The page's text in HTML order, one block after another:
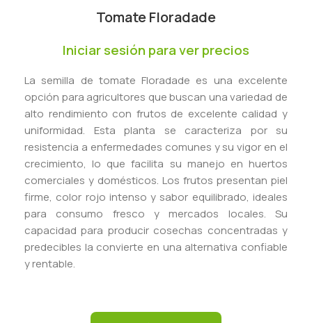
Tomate Floradade
Iniciar sesión para ver precios
La semilla de tomate Floradade es una excelente
opción para agricultores que buscan una variedad de
alto rendimiento con frutos de excelente calidad y
uniformidad. Esta planta se caracteriza por su
resistencia a enfermedades comunes y su vigor en el
crecimiento, lo que facilita su manejo en huertos
comerciales y domésticos. Los frutos presentan piel
firme, color rojo intenso y sabor equilibrado, ideales
para consumo fresco y mercados locales. Su
capacidad para producir cosechas concentradas y
predecibles la convierte en una alternativa confiable
y rentable.